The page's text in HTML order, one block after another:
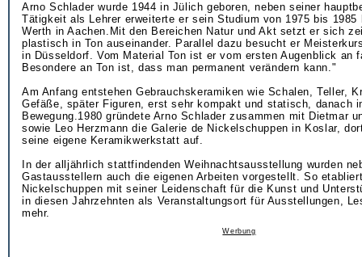
Arno Schlader wurde 1944 in Jülich geboren, neben seiner
Tätigkeit als Lehrer erweiterte er sein Studium von 1975 bis 1985
Werth in Aachen.Mit den Bereichen Natur und Akt setzt er sich
plastisch in Ton auseinander. Parallel dazu besucht er
in Düsseldorf. Vom Material Ton ist er vom ersten Augenblick an
Besondere an Ton ist, dass man permanent verändern kann."
Am Anfang entstehen Gebrauchskeramiken wie Schalen, Teller,
Gefäße, später Figuren, erst sehr kompakt und statisch, danach
Bewegung.1980 gründete Arno Schlader zusammen mit Dietmar
sowie Leo Herzmann die Galerie de Nickelschuppen in Koslar,
seine eigene Keramikwerkstatt auf.
In der alljährlich stattfindenden Weihnachtsausstellung wurden
Gastausstellern auch die eigenen Arbeiten vorgestellt. So
Nickelschuppen mit seiner Leidenschaft für die Kunst und
in diesen Jahrzehnten als Veranstaltungsort für Ausstellungen,
mehr.
Werbung